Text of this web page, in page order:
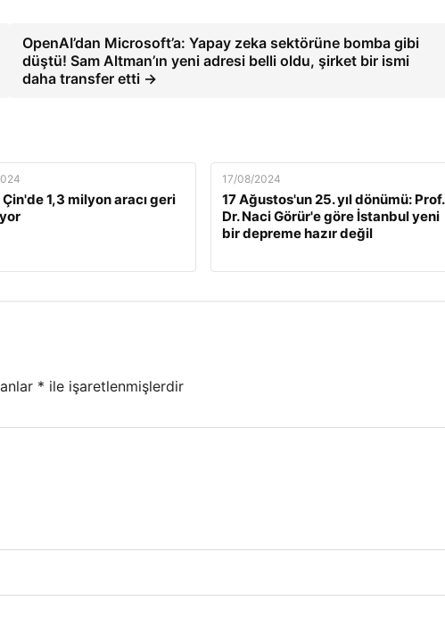
OpenAI’dan Microsoft’a: Yapay zeka sektörüne bomba gibi
düştü! Sam Altman’ın yeni adresi belli oldu, şirket bir ismi
daha transfer etti →
Çin'de 1,3 milyon aracı geri
17/08/2024
17 Ağustos'un 25. yıl dönümü: Prof.
Dr. Naci Görür'e göre İstanbul yeni
bir depreme hazır değil
* ile işaretlenmişlerdir